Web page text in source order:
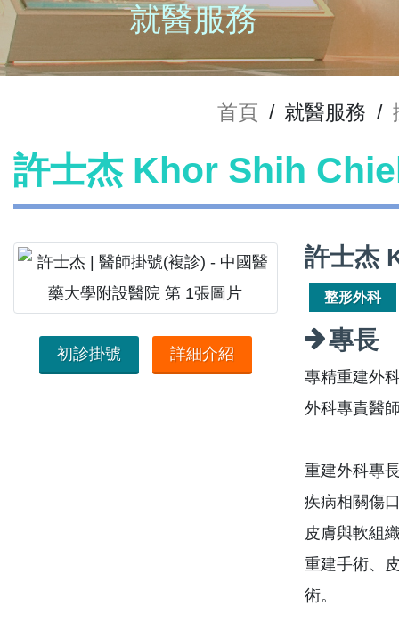
就醫服務
首頁 / 就醫服務 /
許士杰 Khor Shih
初診掛號 詳細介紹
許士杰
整形外科
專長
專精重建外
外科專責醫
重建外科專
疾病相關傷
皮膚與軟組
重建手術、
術。